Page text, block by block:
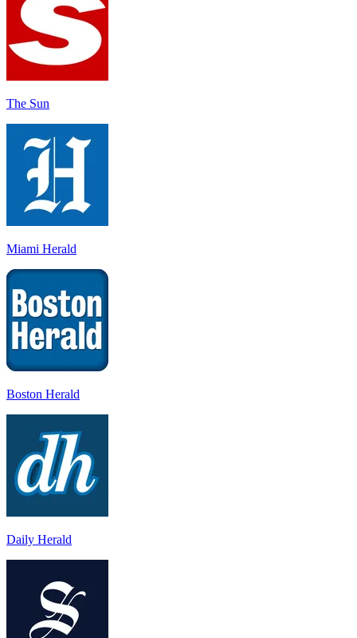
The Sun
Miami Herald
Boston Herald
Daily Herald